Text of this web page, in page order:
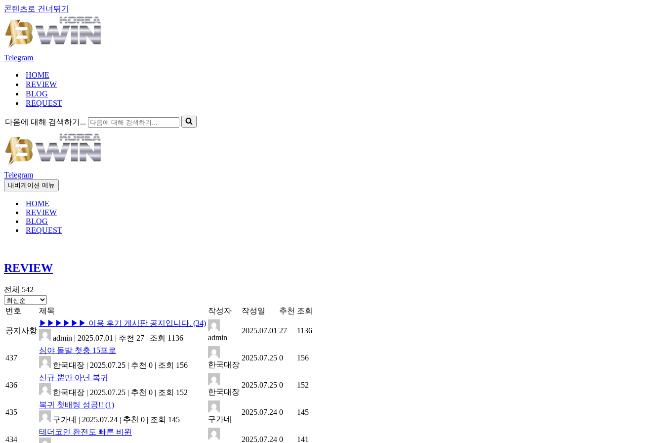
콘텐츠로 건너뛰기
Telegram
HOME
REVIEW
BLOG
REQUEST
다음에 대해 검색하기...
Telegram
내비게이션 메뉴
HOME
REVIEW
BLOG
REQUEST
REVIEW
전체 542
번호 제목 작성자 작성일 추천 조회
공지사항
▶▶▶▶▶▶ 이용 후기 게시판 공지입니다. (34)
admin | 2025.07.01 | 추천 27 | 조회 1136 admin
2025.07.01 27 1136
437
심야 돌발 첫충 15프로
한국대장 | 2025.07.25 | 추천 0 | 조회 156 한국대장
2025.07.25 0 156
436
신규 뿐만 아닌 복귀
한국대장 | 2025.07.25 | 추천 0 | 조회 152 한국대장
2025.07.25 0 152
435
복귀 첫배팅 성공!! (1)
구가네 | 2025.07.24 | 추천 0 | 조회 145 구가네
2025.07.24 0 145
434
테더코인 환전도 빠른 비윈
2025.07.24 0 141